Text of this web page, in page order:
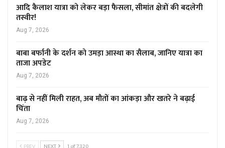
आदि कैलाश यात्रा को लेकर बड़ा फैसला, सीमांत क्षेत्रों की बदलेगी
तस्वीर!
Aug 7, 2026
बाबा बर्फानी के दर्शन को उमड़ा आस्था का सैलाब, जानिए यात्रा का
ताजा अपडेट
Aug 7, 2026
बाढ़ से नहीं मिली राहत, अब मौतों का आंकड़ा और खतरे ने बढ़ाई
चिंता
Aug 7, 2026